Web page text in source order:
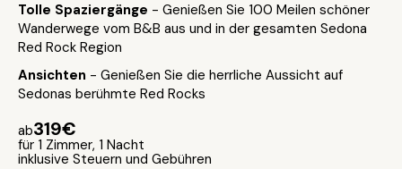
Tolle Spaziergänge - Genießen Sie 100 Meilen schöner
Wanderwege vom B&B aus und in der gesamten Sedona
Red Rock Region
Ansichten - Genießen Sie die herrliche Aussicht auf
Sedonas berühmte Red Rocks
ab319€
für 1 Zimmer, 1 Nacht
inklusive Steuern und Gebühren